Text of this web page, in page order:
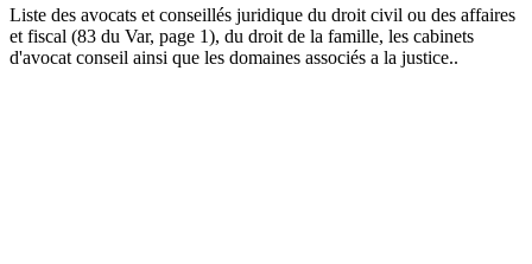
Liste des avocats et conseillés juridique du droit civil ou des affaires
et fiscal (83 du Var, page 1), du droit de la famille, les cabinets
d'avocat conseil ainsi que les domaines associés a la justice..